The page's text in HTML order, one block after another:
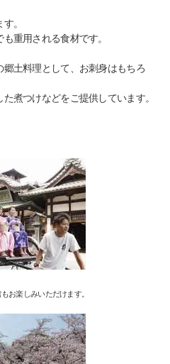
。
重用される食材です。
土料理として、お刺身はもちろ
煮つけなどをご提供しています。
お楽しみいただけます。